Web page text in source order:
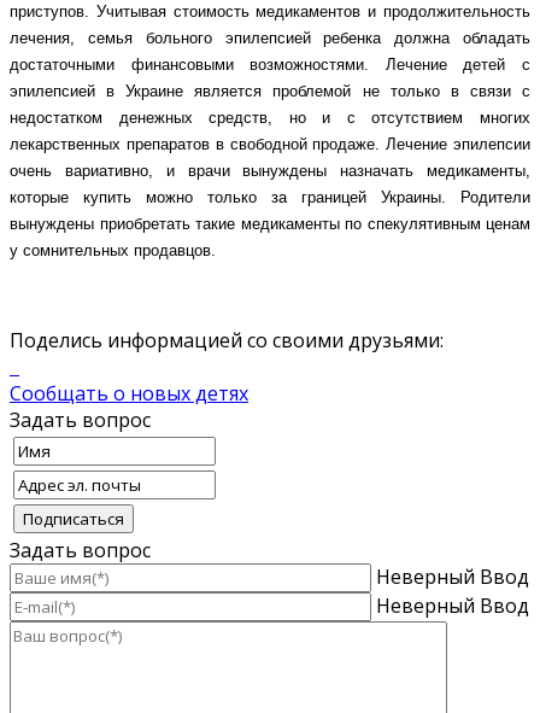
приступов. Учитывая стоимость медикаментов и продолжительность
лечения, семья больного эпилепсией ребенка должна обладать
достаточными финансовыми возможностями. Лечение детей с
эпилепсией в Украине является проблемой не только в связи с
недостатком денежных средств, но и с отсутствием многих
лекарственных препаратов в свободной продаже. Лечение эпилепсии
очень вариативно, и врачи вынуждены назначать медикаменты,
которые купить можно только за границей Украины. Родители
вынуждены приобретать такие медикаменты по спекулятивным ценам
у сомнительных продавцов.
Поделись информацией со своими друзьями:
Сообщать о новых детях
Задать вопрос
Задать вопрос
Неверный Ввод
Неверный Ввод